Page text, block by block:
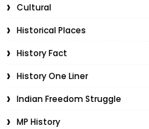
Cultural
Historical Places
History Fact
History One Liner
Indian Freedom Struggle
MP History